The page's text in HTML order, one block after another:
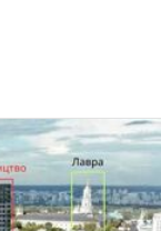
80-метровым